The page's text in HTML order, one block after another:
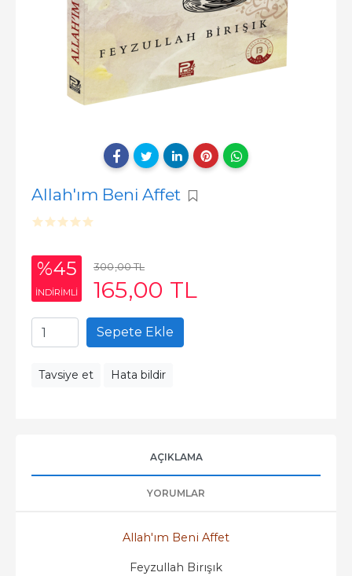
Allah'ım Beni Affet
%45
INDIRIMLI
300,00TL
165,00 TL
Sepete Ekle
Tavsiye et Hata bildir
AÇIKLAMA
YORUMLAR
Allah'ım Beni Affet
Feyzullah Birışık